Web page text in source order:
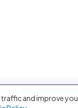
and improve